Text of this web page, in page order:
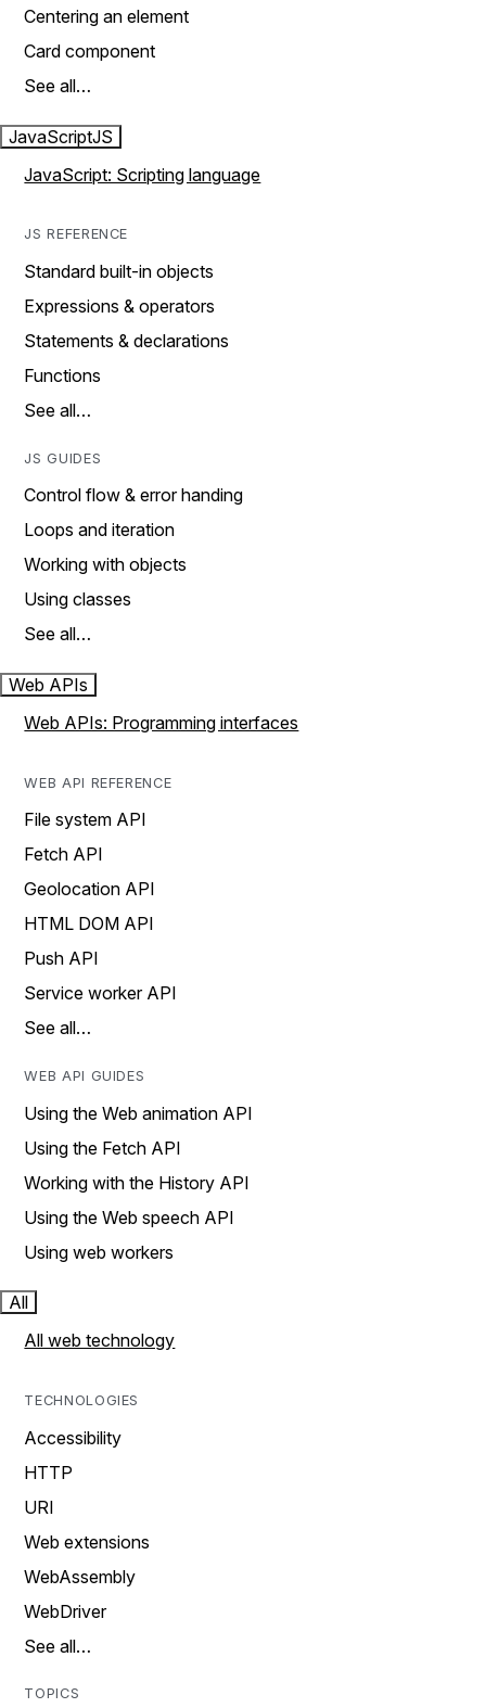
Centering an element
Card component
See all…
JavaScriptJS
JavaScript: Scripting language
JS REFERENCE
Standard built-in objects
Expressions & operators
Statements & declarations
Functions
See all…
JS GUIDES
Control flow & error handing
Loops and iteration
Working with objects
Using classes
See all…
Web APIs
Web APIs: Programming interfaces
WEB API REFERENCE
File system API
Fetch API
Geolocation API
HTML DOM API
Push API
Service worker API
See all…
WEB API GUIDES
Using the Web animation API
Using the Fetch API
Working with the History API
Using the Web speech API
Using web workers
All
All web technology
TECHNOLOGIES
Accessibility
HTTP
URI
Web extensions
WebAssembly
WebDriver
See all…
TOPICS